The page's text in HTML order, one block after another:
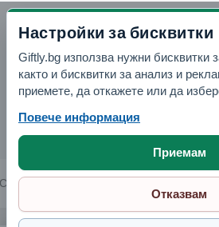
Вземи -10% отстъпка в Telegram
Отвори Telegram
Copyright © 2026 GIFTLY.BG. All rights
Настройки за бисквитки
Giftly.bg използва нужни бисквитки
както и бисквитки за анализ и
приемете, да откажете или да
Повече информация
Приемам
Отказвам